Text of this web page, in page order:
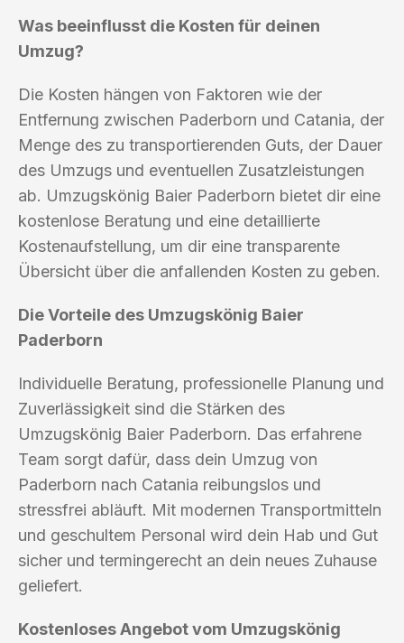
Was beeinflusst die Kosten für deinen
Umzug?
Die Kosten hängen von Faktoren wie der
Entfernung zwischen Paderborn und Catania, der
Menge des zu transportierenden Guts, der Dauer
des Umzugs und eventuellen Zusatzleistungen
ab. Umzugskönig Baier Paderborn bietet dir eine
kostenlose Beratung und eine detaillierte
Kostenaufstellung, um dir eine transparente
Übersicht über die anfallenden Kosten zu geben.
Die Vorteile des Umzugskönig Baier
Paderborn
Individuelle Beratung, professionelle Planung und
Zuverlässigkeit sind die Stärken des
Umzugskönig Baier Paderborn. Das erfahrene
Team sorgt dafür, dass dein Umzug von
Paderborn nach Catania reibungslos und
stressfrei abläuft. Mit modernen Transportmitteln
und geschultem Personal wird dein Hab und Gut
sicher und termingerecht an dein neues Zuhause
geliefert.
Kostenloses Angebot vom Umzugskönig